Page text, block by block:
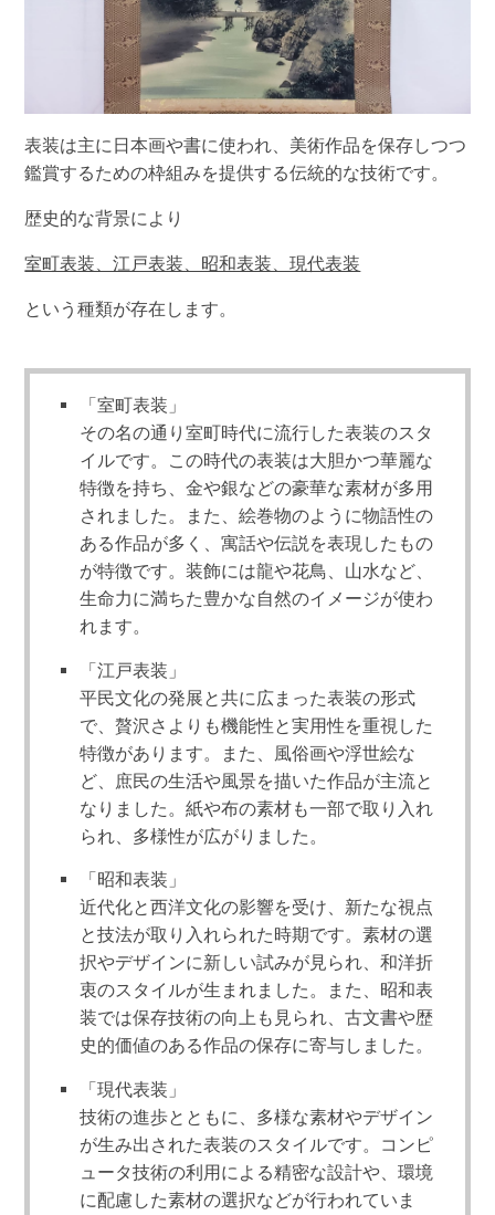
表装は主に日本画や書に使われ、美術作品を保存しつつ
鑑賞するための枠組みを提供する伝統的な技術です。
歴史的な背景により
室町表装、江戸表装、昭和表装、現代表装
という種類が存在します。
「室町表装」
その名の通り室町時代に流行した表装のスタ
イルです。この時代の表装は大胆かつ華麗な
特徴を持ち、金や銀などの豪華な素材が多用
されました。また、絵巻物のように物語性の
ある作品が多く、寓話や伝説を表現したもの
が特徴です。装飾には龍や花鳥、山水など、
生命力に満ちた豊かな自然のイメージが使わ
れます。
「江戸表装」
平民文化の発展と共に広まった表装の形式
で、贅沢さよりも機能性と実用性を重視した
特徴があります。また、風俗画や浮世絵な
ど、庶民の生活や風景を描いた作品が主流と
なりました。紙や布の素材も一部で取り入れ
られ、多様性が広がりました。
「昭和表装」
近代化と西洋文化の影響を受け、新たな視点
と技法が取り入れられた時期です。素材の選
択やデザインに新しい試みが見られ、和洋折
衷のスタイルが生まれました。また、昭和表
装では保存技術の向上も見られ、古文書や歴
史的価値のある作品の保存に寄与しました。
「現代表装」
技術の進歩とともに、多様な素材やデザイン
が生み出された表装のスタイルです。コンピ
ュータ技術の利用による精密な設計や、環境
に配慮した素材の選択などが行われていま